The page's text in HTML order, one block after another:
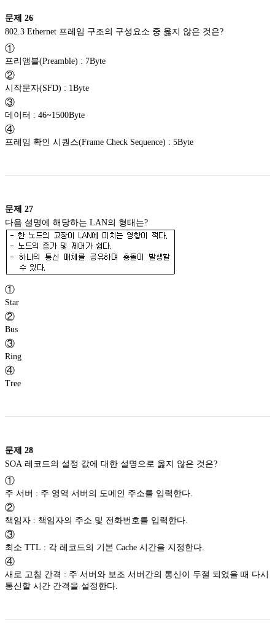
문제 26
①
프리앰블(Preamble) : 7Byte
②
시작문자(SFD) : 1Byte
③
데이터 : 46~1500Byte
④
프레임 확인 시퀀스(Frame Check Sequence) : 5Byte
문제 27
다음 설명에 해당하는 LAN의 형태는?
①
Star
②
Bus
③
Ring
④
Tree
문제 28
①
주 서버 : 주 영역 서버의 도메인 주소를 입력한다.
②
책임자 : 책임자의 주소 및 전화번호를 입력한다.
③
최소 TTL : 각 레코드의 기본 Cache 시간을 지정한다.
④
새로 고침 간격 : 주 서버와 보조 서버간의 통신이 두절 되었을 때 다시
통신할 시간 간격을 설정한다.